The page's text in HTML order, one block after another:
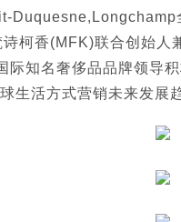
柯香(MFK)联合创始
知名奢侈品品牌领导
生活方式营销未来发展